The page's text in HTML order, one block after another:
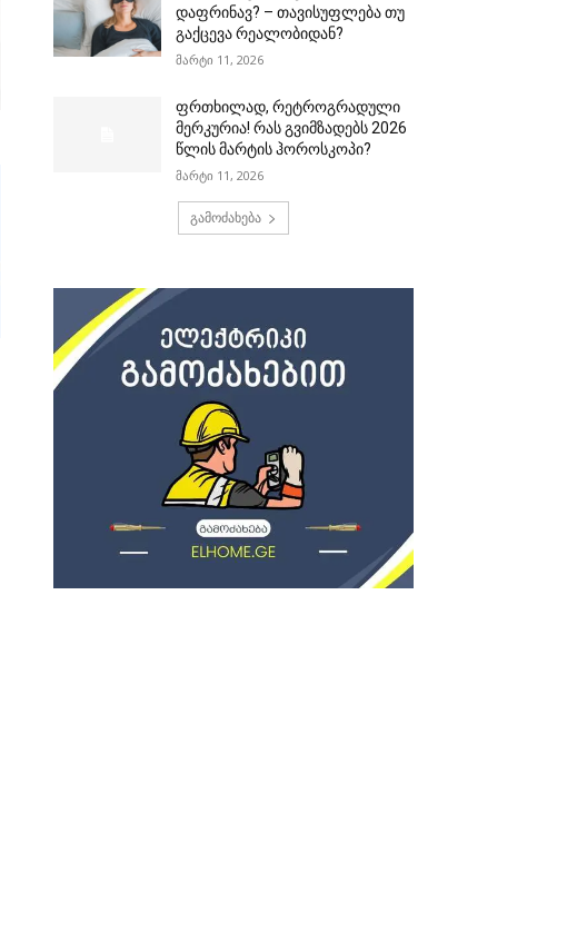
დაფრინავ? – თავისუფლება თუ
გაქცევა რეალობიდან?
მარტი 11, 2026
ფრთხილად, რეტროგრადული
მერკურია! რას გვიმზადებს 2026
წლის მარტის ჰოროსკოპი?
მარტი 11, 2026
გამოძახება